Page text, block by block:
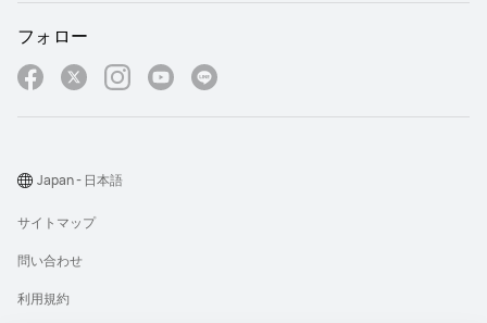
フォロー
サイトマップ
問い合わせ
利用規約
Japan - 日本語